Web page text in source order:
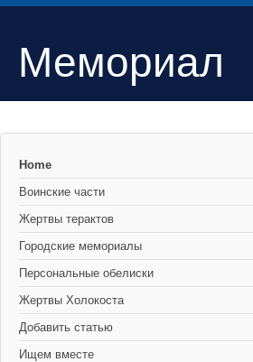
Мемориал
Home
Воинские части
Жертвы терактов
Городские мемориалы
Персональные обелиски
Жертвы Холокоста
Добавить статью
Ищем вместе